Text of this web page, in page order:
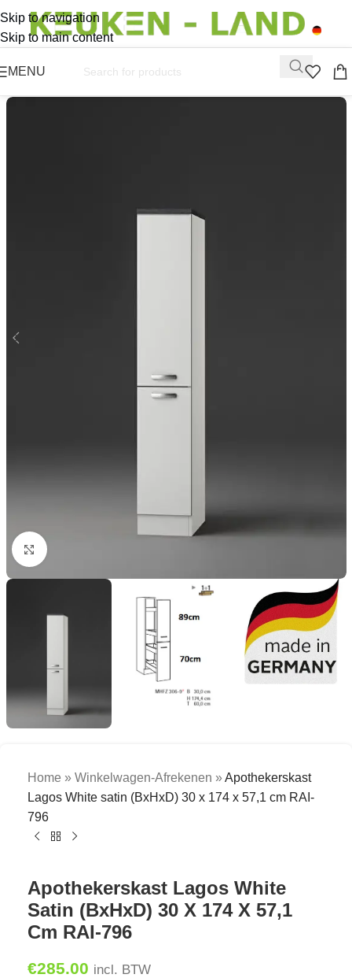
Skip to navigation
Skip to main content
MENU
Click to enlarge
Home » Winkelwagen-Afrekenen »Apothekerskast
Lagos White satin (BxHxD) 30 x 174 x 57,1 cm RAI-
796
Apothekerskast Lagos White
Satin (BxHxD) 30 X 174 X 57,1
Cm RAI-796
€285.00 incl. BTW